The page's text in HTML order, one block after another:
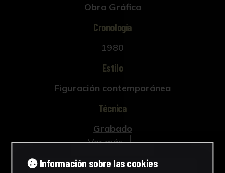
Obra Gráfica
Cronología
1980
Estilo
Figuración contemporánea
Técnica
Grabado
Ver más
Información sobre las cookies